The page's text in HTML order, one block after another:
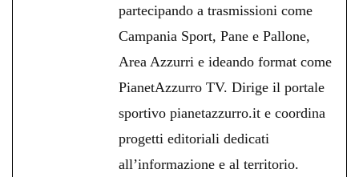
partecipando a trasmissioni come
Campania Sport, Pane e Pallone,
Area Azzurri e ideando format come
PianetAzzurro TV. Dirige il portale
sportivo pianetazzurro.it e coordina
progetti editoriali dedicati
all’informazione e al territorio.